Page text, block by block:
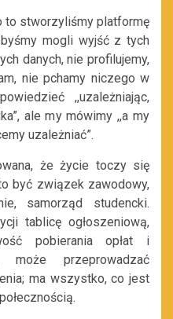
to stworzyliśmy platformę
mogli wyjść z tych
danych, nie profilujemy,
nie pchamy niczego w
,,uzależniając,
ale my mówimy ,,a my
uzależniać”.
że życie toczy się
być związek zawodowy,
samorząd studencki.
tablicę ogłoszeniową,
pobierania opłat i
może przeprowadzać
ma wszystko, co jest